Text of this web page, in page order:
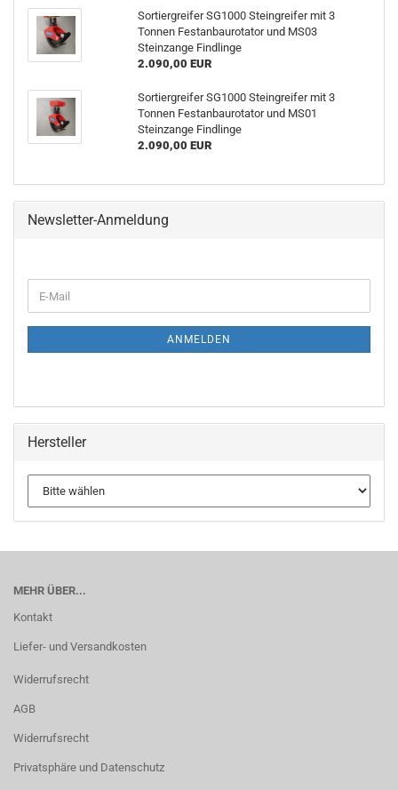
Sortiergreifer SG1000 Steingreifer mit 3
Tonnen Festanbaurotator und MS03
Steinzange Findlinge
2.090,00 EUR
Sortiergreifer SG1000 Steingreifer mit 3
Tonnen Festanbaurotator und MS01
Steinzange Findlinge
2.090,00 EUR
Newsletter-Anmeldung
ANMELDEN
Hersteller
MEHR ÜBER...
Kontakt
Liefer- und Versandkosten
Widerrufsrecht
AGB
Widerrufsrecht
Privatsphäre und Datenschutz